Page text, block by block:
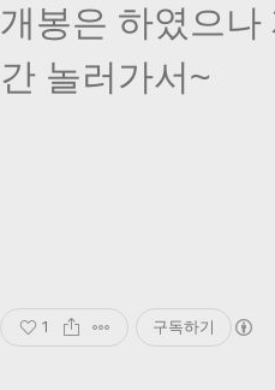
개봉은 하였으
간 놀러가서~
1 구독하기